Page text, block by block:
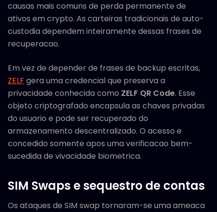
causas mais comuns de perda permanente de
ativos em crypto. As carteiras tradicionais de auto-
custodia dependem inteiramente dessas frases de
recuperacao.
Em vez de depender de frases de backup escritas,
ZELF gera uma credencial que preserva a
privacidade conhecida como ZELF QR Code. Esse
objeto criptografado encapsula as chaves privadas
do usuario e pode ser recuperado do
armazenamento descentralizado. O acesso e
concedido somente apos uma verificacao bem-
sucedida de vivacidade biometrica.
SIM Swaps e sequestro de contas
Os ataques de SIM swap tornaram-se uma ameaca